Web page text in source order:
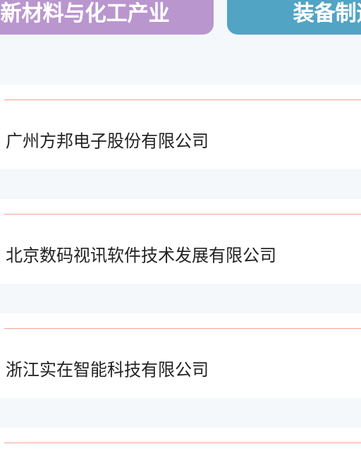
新材料与化工产业 装备
广州方邦电子股份有限公司
北京数码视讯软件技术发展有限公司
浙江实在智能科技有限公司